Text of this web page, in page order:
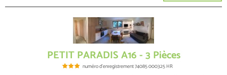
PETIT PARADIS A16 - 3 Pièces
numéro d'enregistrement74085 000325 HR